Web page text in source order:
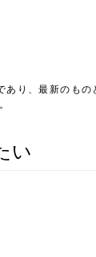
り、最新のもの
い